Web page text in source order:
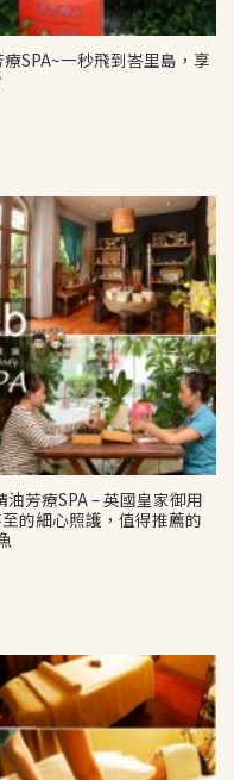
SPA~一秒飛到峇里島，享
油芳療SPA – 英國皇家御用
的細心照護，值得推薦的